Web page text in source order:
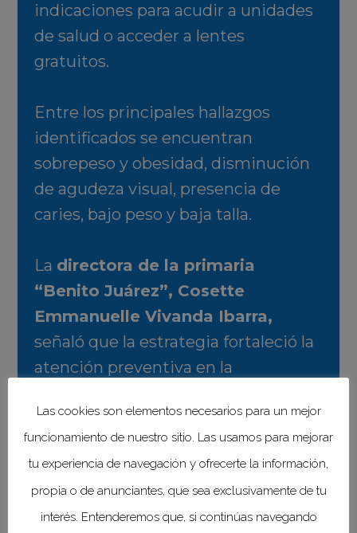
indicaciones para acudir a unidades
de salud o acceder a lentes
gratuitos.
Entre los principales hallazgos
identificados se encuentran
sobrepeso y obesidad, disminución
de agudeza visual, presencia de
caries, bajo peso y baja talla.
La directora de la primaria
“Benito Juárez”, Cosette
Emmanuelle Vivanda Ibarra,
señaló que la estrategia fortaleció la
atención preventiva en la
revisiones de salud bucal, visual y
nutricional, lo que permitió canalizar
a estudiantes para recibir atención
médica oportuna.
Las cookies son elementos necesarios para un mejor
funcionamiento de nuestro sitio. Las usamos para mejorar
tu experiencia de navegación y ofrecerte la información,
propia o de anunciantes, que sea exclusivamente de tu
interés. Entenderemos que, si continúas navegando